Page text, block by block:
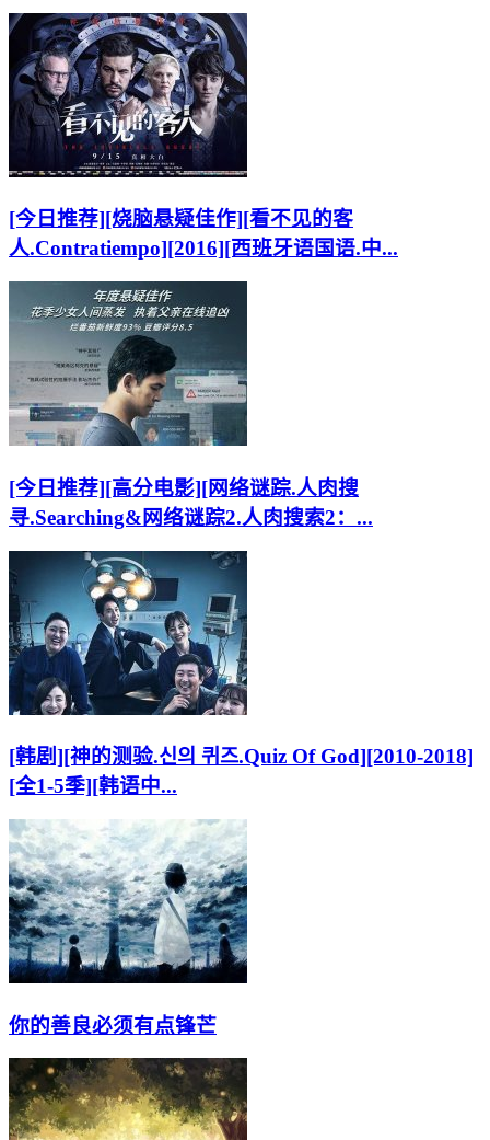
[今日推荐][烧脑悬疑佳作][看不见的客
人.Contratiempo][2016][西班牙语国语.中...
[今日推荐][高分电影][网络谜踪.人肉搜
寻.Searching&网络谜踪2.人肉搜索2：...
[韩剧][神的测验.신의 퀴즈.Quiz Of God][2010-2018]
[全1-5季][韩语中...
你的善良必须有点锋芒